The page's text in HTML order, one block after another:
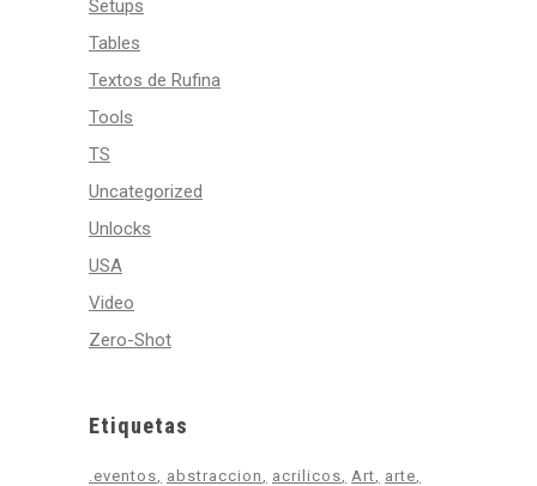
Setups
Tables
Textos de Rufina
Tools
TS
Uncategorized
Unlocks
USA
Video
Zero-Shot
Etiquetas
.eventos abstraccion acrilicos Art
arte